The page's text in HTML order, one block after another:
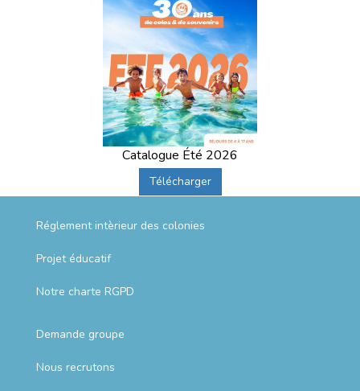
Catalogue Été 2026
Télécharger
Réglement intèrieur des colonies
Projet éducatif
Notre charte RGPD
Demande groupe
Nous recrutons